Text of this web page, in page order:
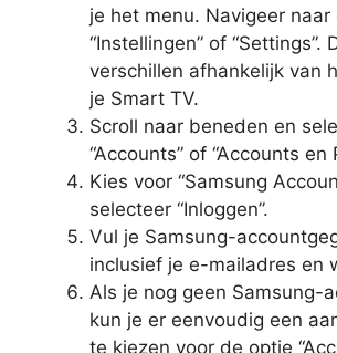
je het menu. Navigeer naar
“Instellingen” of “Settings”.
verschillen afhankelijk van
je Smart TV.
Scroll naar beneden en
“Accounts” of “Accounts en
Kies voor “Samsung
selecteer “Inloggen”.
Vul je Samsung-
inclusief je e-mailadres en
Als je nog geen Samsung-
kun je er eenvoudig een
te kiezen voor de optie